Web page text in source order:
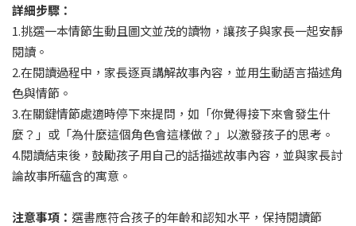
詳細步驟：
1.挑選一本情節生動且圖文並茂的讀物，讓孩子與家長一起安靜
閱讀。
2.在閱讀過程中，家長逐頁講解故事內容，並用生動語言描述角
色與情節。
3.在關鍵情節處適時停下來提問，如「你覺得接下來會發生什
麼？」或「為什麼這個角色會這樣做？」以激發孩子的思考。
4.閱讀結束後，鼓勵孩子用自己的話描述故事內容，並與家長討
論故事所蘊含的寓意。
注意事項： 選書應符合孩子的年齡和認知水平，保持閱讀節